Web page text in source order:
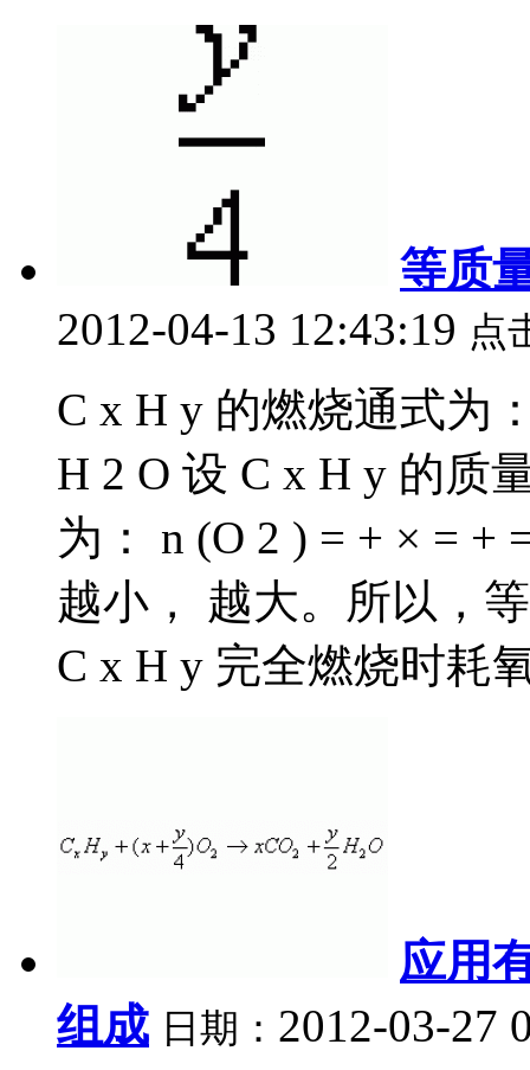
等质
2012-04-13 12:43:19 点
C x H y 的燃烧通式为
H 2 O 设 C x H y 的质
为： n (O 2 ) = + × = +
越小， 越大。所以，
C x H y 完全燃烧时耗
应用
组成 日期： 2012-03-27